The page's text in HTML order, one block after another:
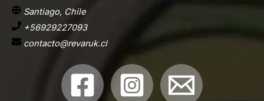
Santiago, Chile
+56929227093
contacto@revaruk.cl